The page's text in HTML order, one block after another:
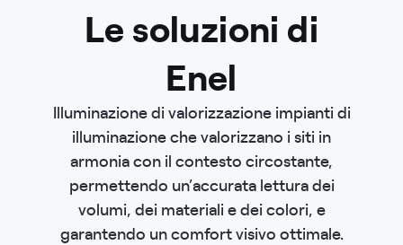
Le soluzioni di
Enel
Illuminazione di valorizzazione impianti di
illuminazione che valorizzano i siti in
armonia con il contesto circostante,
permettendo un’accurata lettura dei
volumi, dei materiali e dei colori, e
garantendo un comfort visivo ottimale.